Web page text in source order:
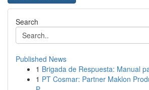
Search
Published News
1 Brigada de Respuesta: Manual
1 PT Cosmar: Partner Maklon